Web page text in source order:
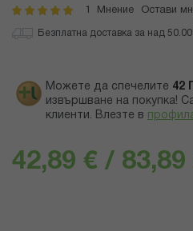
рейтинг:
Мнение Остави
Безплатна доставка за над
Можете да спечелите 42
извършване на покупка!
клиенти. Влезте в
42,89 € / 83,89